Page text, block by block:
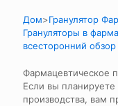
Дом>Гранулятор
Грануляторы в
всесторонний обзор
Фармацевтическое
Если вы
производства, вам